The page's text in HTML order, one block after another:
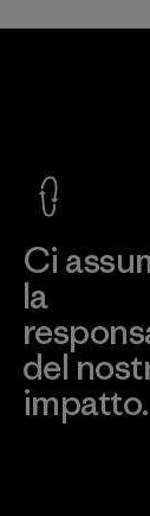
Ci
la
del
impatto.